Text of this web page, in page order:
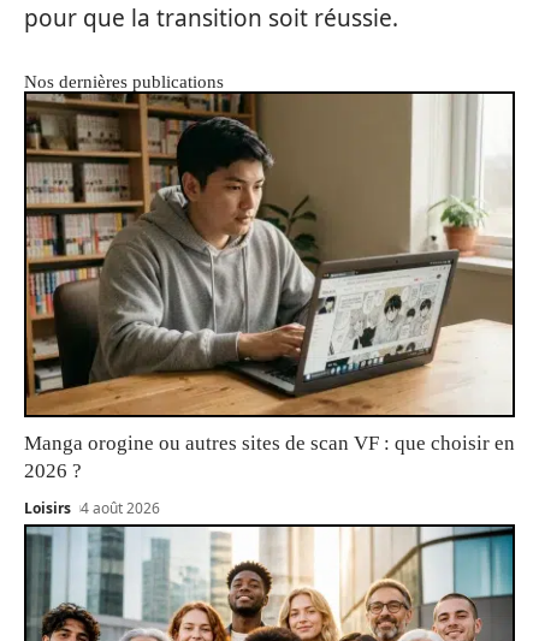
pour que la transition soit réussie.
Nos dernières publications
Manga orogine ou autres sites de scan VF : que choisir en
2026 ?
Loisirs 4 août 2026